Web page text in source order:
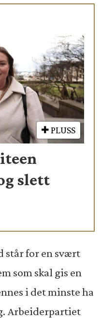
PLUSS
slett
står for en svært
som skal gis en
i det minste ha
Arbeiderpartiet